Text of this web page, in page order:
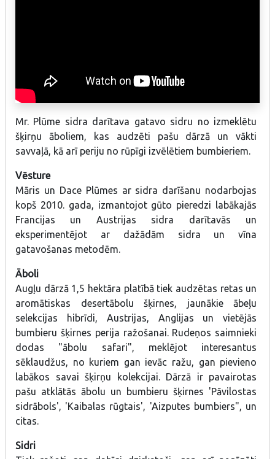
Mr. Plūme sidra darītava gatavo sidru no izmeklētu
šķirņu āboliem, kas audzēti pašu dārzā un vākti
savvaļā, kā arī periju no rūpīgi izvēlētiem bumbieriem.
Vēsture
Māris un Dace Plūmes ar sidra darīšanu nodarbojas
kopš 2010. gada, izmantojot gūto pieredzi labākajās
Francijas un Austrijas sidra darītavās un
eksperimentējot ar dažādām sidra un vīna
gatavošanas metodēm.
Āboli
Augļu dārzā 1,5 hektāra platībā tiek audzētas retas un
aromātiskas desertābolu šķirnes, jaunākie ābeļu
selekcijas hibrīdi, Austrijas, Anglijas un vietējās
bumbieru šķirnes perija ražošanai. Rudeņos saimnieki
dodas "ābolu safari", meklējot interesantus
sēklaudžus, no kuriem gan ievāc ražu, gan pievieno
labākos savai šķirņu kolekcijai. Dārzā ir pavairotas
pašu atklātās ābolu un bumbieru šķirnes 'Pāvilostas
sidrābols', 'Kaibalas rūgtais', 'Aizputes bumbiers", un
citas.
Sidri